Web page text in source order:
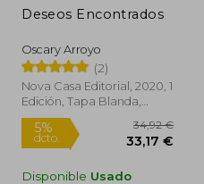
Deseos Encontrados
Oscary Arroyo
(2)
Nova Casa Editorial, 2020, 1
Edición, Tapa Blanda,
Nuevo
Disponible Usado